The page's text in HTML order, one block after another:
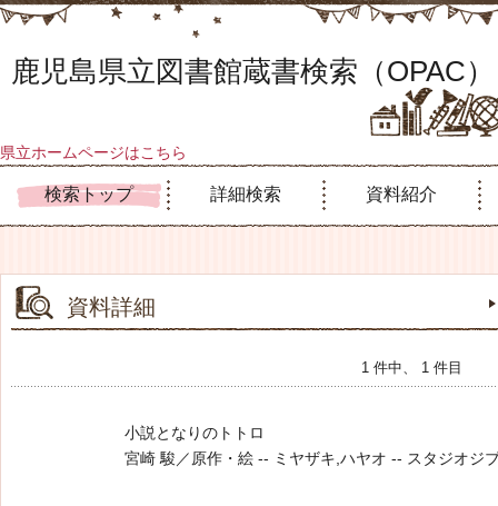
鹿児島県立図書館蔵書検索（OPAC）
県立ホームページはこちら
検索トップ 詳細検索 資料紹介
資料詳細
1 件中、 1 件目
小説となりのトトロ
宮崎 駿／原作・絵 -- ミヤザキ,ハヤオ -- スタジオジ